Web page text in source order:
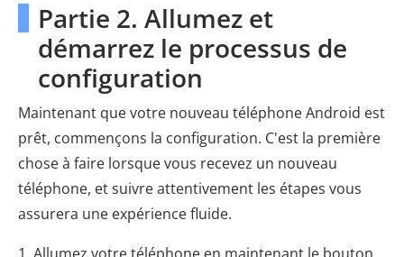
Partie 2. Allumez et
démarrez le processus de
configuration
Maintenant que votre nouveau téléphone Android est
prêt, commençons la configuration. C'est la première
chose à faire lorsque vous recevez un nouveau
téléphone, et suivre attentivement les étapes vous
assurera une expérience fluide.